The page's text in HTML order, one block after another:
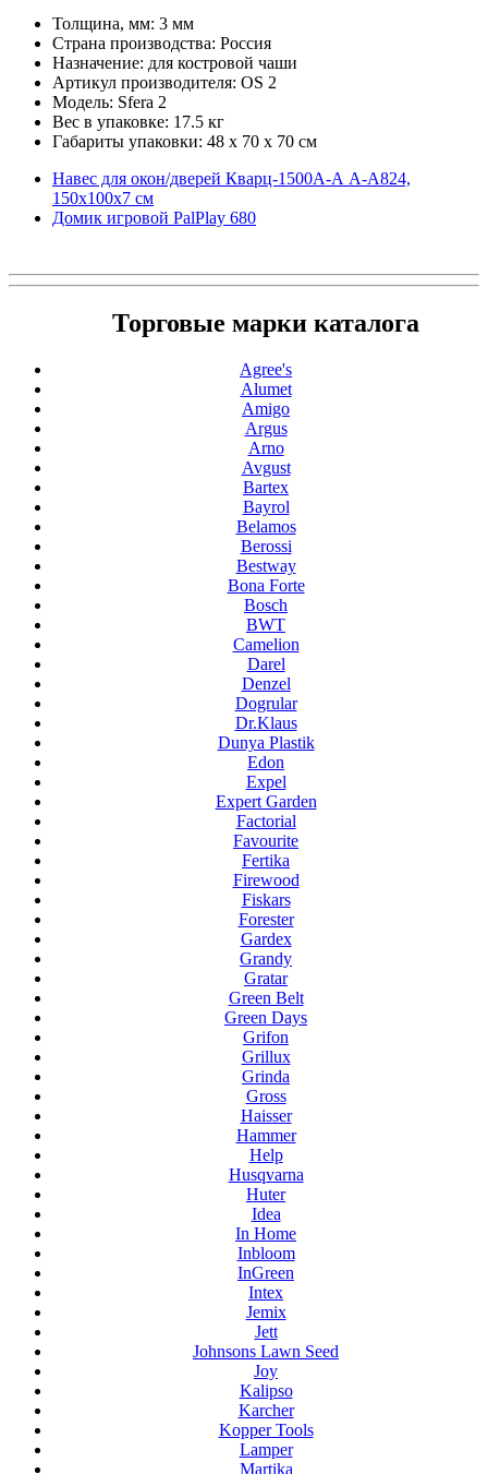
Толщина, мм: 3 мм
Страна производства: Россия
Назначение: для костровой чаши
Артикул производителя: OS 2
Модель: Sfera 2
Вес в упаковке: 17.5 кг
Габариты упаковки: 48 x 70 x 70 см
Навес для окон/дверей Кварц-1500А-А A-A824,
150х100х7 см
Домик игровой PalPlay 680
Торговые марки каталога
Agree's
Alumet
Amigo
Argus
Arno
Avgust
Bartex
Bayrol
Belamos
Berossi
Bestway
Bona Forte
Bosch
BWT
Camelion
Darel
Denzel
Dogrular
Dr.Klaus
Dunya Plastik
Edon
Expel
Expert Garden
Factorial
Favourite
Fertika
Firewood
Fiskars
Forester
Gardex
Grandy
Gratar
Green Belt
Green Days
Grifon
Grillux
Grinda
Gross
Haisser
Hammer
Help
Husqvarna
Huter
Idea
In Home
Inbloom
InGreen
Intex
Jemix
Jett
Johnsons Lawn Seed
Joy
Kalipso
Karcher
Kopper Tools
Lamper
Martika